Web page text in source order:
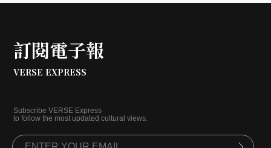
訂閱電子報
VERSE EXPRESS
Subscribe VERSE Express
to follow the most updated cultural views.